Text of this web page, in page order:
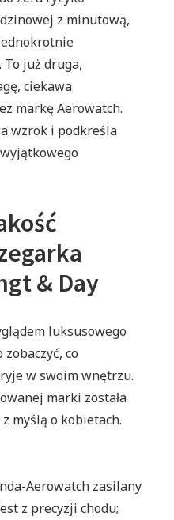
z minutową,
To już druga,
ciekawa
markę Aerowatch.
wzrok i podkreśla
& Day
luksusowego
co
w swoim wnętrzu.
marki została
myślą o kobietach.
Aerowatch zasilany
z precyzji chodu;